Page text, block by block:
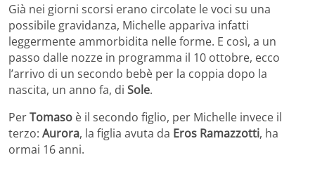
Già nei giorni scorsi erano circolate le voci su una
possibile gravidanza, Michelle appariva infatti
leggermente ammorbidita nelle forme. E così, a un
passo dalle nozze in programma il 10 ottobre, ecco
l’arrivo di un secondo bebè per la coppia dopo la
nascita, un anno fa, di Sole.
PerTomaso è il secondo figlio, per Michelle invece il
terzo: Aurora, la figlia avuta da Eros Ramazzotti, ha
ormai 16 anni.